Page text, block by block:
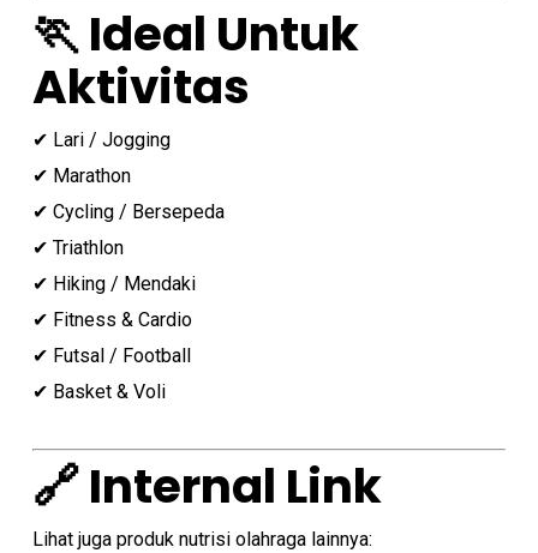
🏃 Ideal Untuk
Aktivitas
✔ Lari / Jogging
✔ Marathon
✔ Cycling / Bersepeda
✔ Triathlon
✔ Hiking / Mendaki
✔ Fitness & Cardio
✔ Futsal / Football
✔ Basket & Voli
🔗 Internal Link
Lihat juga produk nutrisi olahraga lainnya: